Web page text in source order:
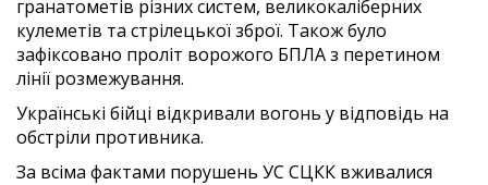
гранатометів різних систем, великокаліберних
кулеметів та стрілецької зброї. Також було
зафіксовано проліт ворожого БПЛА з перетином
лінії розмежування.
Українські бійці відкривали вогонь у відповідь на
обстріли противника.
За всіма фактами порушень УС СЦКК вживалися